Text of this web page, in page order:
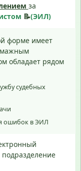
за
📝(ЭИЛ)
форме имеет
обладает рядом
судебных
ошибок в ЭИЛ